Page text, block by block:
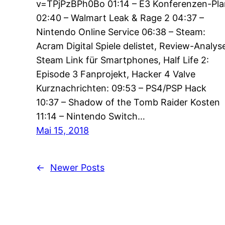
v=TPjPzBPh0Bo 01:14 – E3 Konferenzen-
02:40 – Walmart Leak & Rage 2 04:37 –
Nintendo Online Service 06:38 – Steam:
Acram Digital Spiele delistet, Review-
Steam Link für Smartphones, Half Life 2:
Episode 3 Fanprojekt, Hacker 4 Valve
Kurznachrichten: 09:53 – PS4/PSP Hack
10:37 – Shadow of the Tomb Raider Kosten
11:14 – Nintendo Switch…
Mai 15, 2018
← Newer Posts